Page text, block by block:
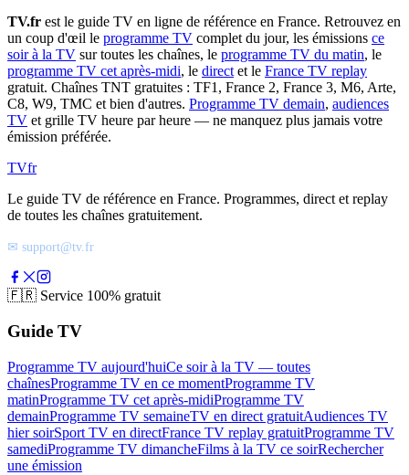
TV.fr est le guide TV en ligne de référence en France. Retrouvez en
un coup d'œil le programme TV complet du jour, les émissions ce
soir à la TV sur toutes les chaînes, le programme TV du matin, le
programme TV cet après-midi, le directet le France TV replay
gratuit. Chaînes TNT gratuites : TF1, France 2, France 3, M6, Arte,
C8, W9, TMC et bien d'autres. Programme TV demain, audiences
TV et grille TV heure par heure — ne manquez plus jamais votre
émission préférée.
TVfr
Le guide TV de référence en France. Programmes, direct et replay
de toutes les chaînes gratuitement.
✉ support@tv.fr
🇫🇷 Service 100% gratuit
Guide TV
Programme TV aujourd'huiCe soir à la TV — toutes
chaînesProgramme TV en ce momentProgramme TV
matinProgramme TV cet après-midiProgramme TV
demainProgramme TV semaineTV en direct gratuitAudiences TV
hier soirSport TV en directFrance TV replay gratuitProgramme TV
samediProgramme TV dimancheFilms à la TV ce soirRechercher
une émission